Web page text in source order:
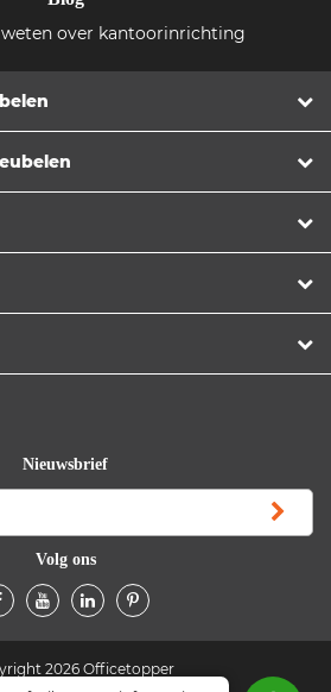
over kantoorinrichting
Nieuwsbrief
Volg ons
2026 Officetopper